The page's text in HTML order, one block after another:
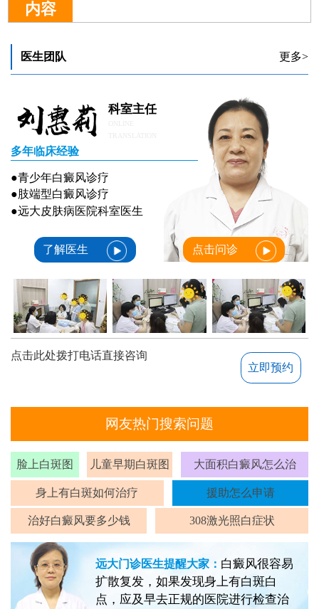
内容
医生团队 更多>
科室主任
多年临床经验
●青少年白癜风诊疗
●肢端型白癜风诊疗
●远大皮肤病医院科室医生
了解医生 点击问诊
点击此处拨打电话直接咨询
立即预约
网友热门搜索问题
脸上白斑图 儿童早期白斑图 大面积白癜风怎么治
身上有白斑如何治疗 援助怎么申请
治好白癜风要多少钱 308激光照白症状
远大门诊医生提醒大家： 白癜风很容易
扩散复发，如果发现身上有白斑白
点，应及早去正规的医院进行检查治